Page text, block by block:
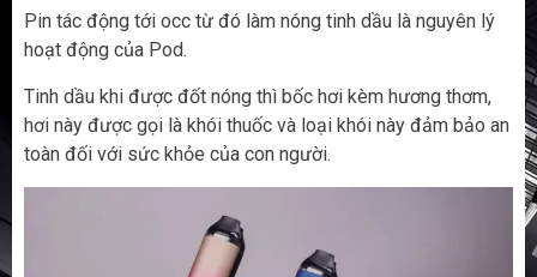
Pin tác động tới occ từ đó làm nóng tinh dầu là nguyên lý
hoạt động của Pod.
Tinh dầu khi được đốt nóng thì bốc hơi kèm hương thơm,
hơi này được gọi là khói thuốc và loại khói này đảm bảo an
toàn đối với sức khỏe của con người.